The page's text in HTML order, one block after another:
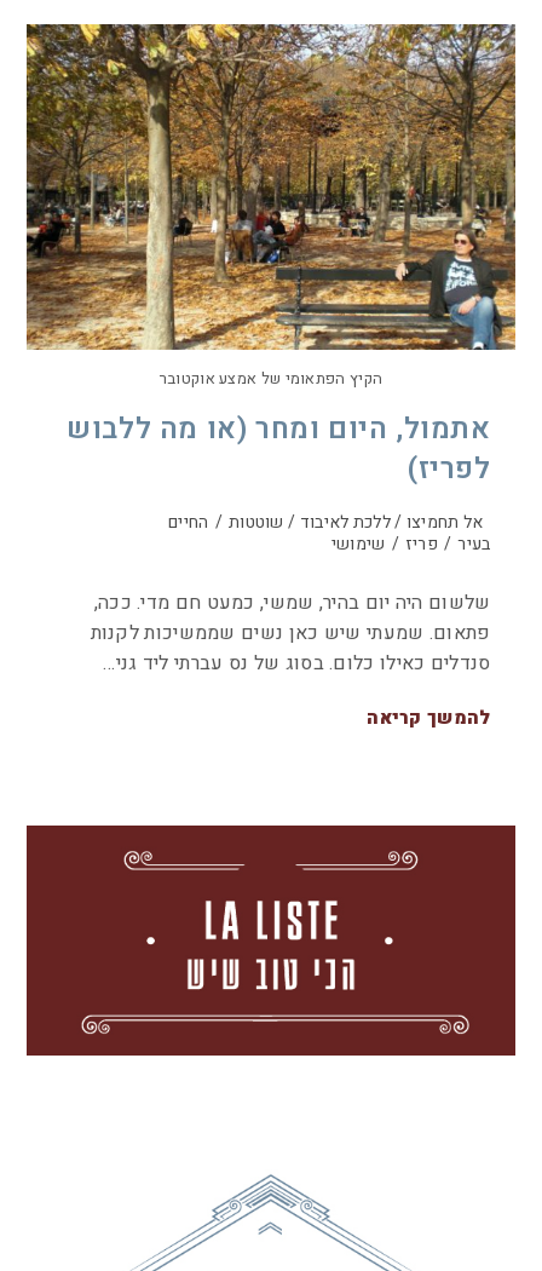
הקיץ הפתאומי של אמצע אוקטובר
אתמול, היום ומחר (או מה ללבוש
לפריז)
אל תחמיצו / ללכת לאיבוד / שוטטות / החיים
בעיר / פריז / שימושי
שלשום היה יום בהיר, שמשי, כמעט חם מדי. ככה,
פתאום. שמעתי שיש כאן נשים שממשיכות לקנות
סנדלים כאילו כלום. בסוג של נס עברתי ליד גני…
להמשך קריאה